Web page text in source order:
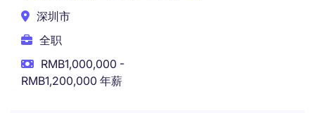
深圳市
全职
RMB1,000,000 -
RMB1,200,000 年薪